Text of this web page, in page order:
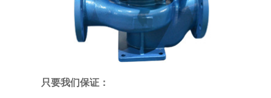
只要我们保证：